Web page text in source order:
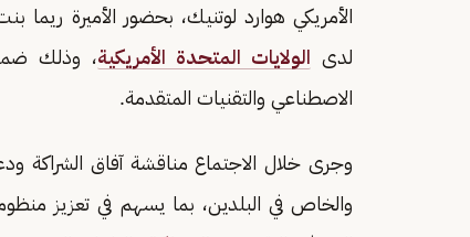
الأمريكي هوارد لوتنيك، بحضور الأميرة
لدى الولايات المتحدة الأمريكية، وذلك ضمن
الاصطناعي والتقنيات المتقدمة.
وجرى خلال الاجتماع مناقشة آفاق الشراكة
والخاص في البلدين، بما يسهم في تعزيز